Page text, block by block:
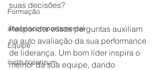
Formação
analistacomportamental
Equipe
institutosensum
suas decisões?
Responder essas perguntas auxiliam
na auto avaliação da sua performance
de liderança. Um bom líder inspira o
melhor da sua equipe, dando